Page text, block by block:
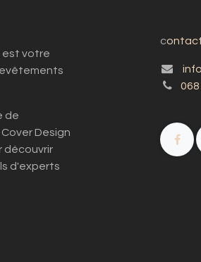
est votre
de
Design
découvrir
d'experts
c
068